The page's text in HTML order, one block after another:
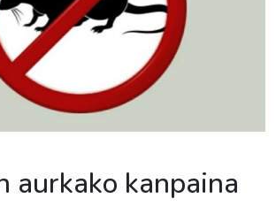
aurkako kanpaina